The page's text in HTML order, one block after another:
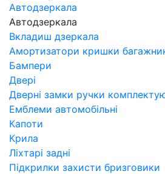
Автодзеркала
Автодзеркала
Вкладиш дзеркала
Амортизатори кришки
Бампери
Двері
Дверні замки ручки
Емблеми автомобільні
Капоти
Крила
Ліхтарі задні
Підкрилки захисти бризговики